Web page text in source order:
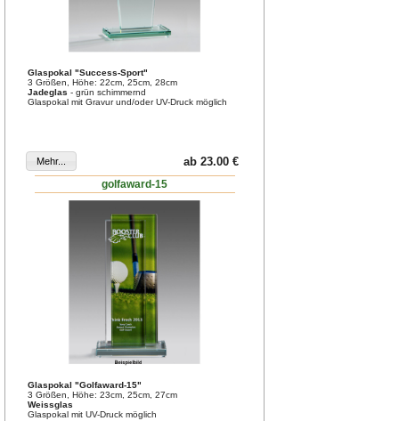
Glaspokal "Success-Sport"
3 Größen, Höhe: 22cm, 25cm, 28cm
Jadeglas - grün schimmernd
Glaspokal mit Gravur und/oder UV-Druck möglich
ab 23.00 €
golfaward-15
Glaspokal "Golfaward-15"
3 Größen, Höhe: 23cm, 25cm, 27cm
Weissglas
Glaspokal mit UV-Druck möglich